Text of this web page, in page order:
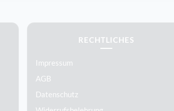
RECHTLICHES
Impressum
AGB
Datenschutz